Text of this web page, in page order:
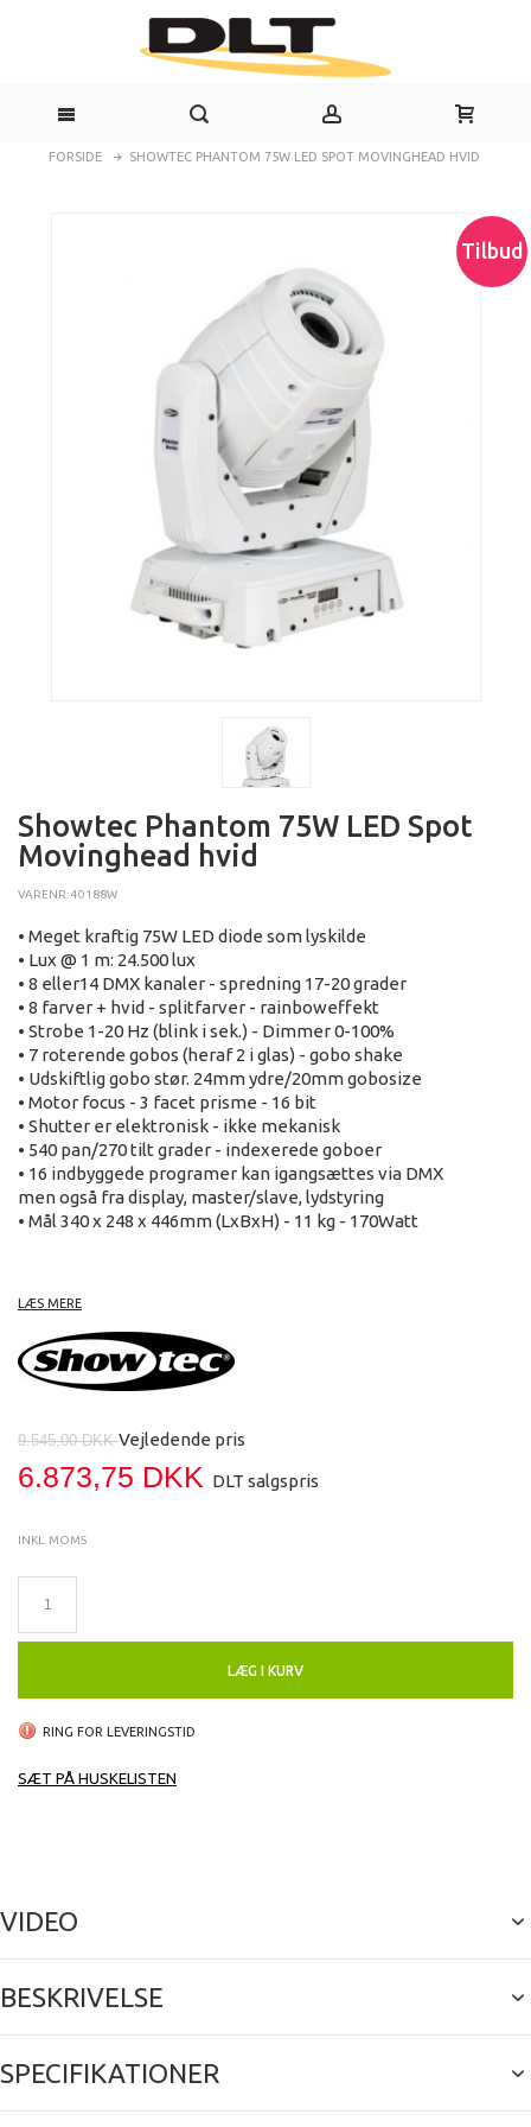
FORSIDE SHOWTEC PHANTOM 75W LED SPOT MOVINGHEAD HVID
Tilbud
Showtec Phantom 75W LED Spot
Movinghead hvid
VARENR: 40188W
• Meget kraftig 75W LED diode som lyskilde
• Lux @ 1 m: 24.500 lux
• 8 eller14 DMX kanaler - spredning 17-20 grader
• 8 farver + hvid - splitfarver - rainboweffekt
• Strobe 1-20 Hz (blink i sek.) - Dimmer 0-100%
• 7 roterende gobos (heraf 2 i glas) - gobo shake
• Udskiftlig gobo stør. 24mm ydre/20mm gobosize
• Motor focus - 3 facet prisme - 16 bit
• Shutter er elektronisk - ikke mekanisk
• 540 pan/270 tilt grader - indexerede goboer
• 16 indbyggede programer kan igangsættes via DMX
men også fra display, master/slave, lydstyring
• Mål 340 x 248 x 446mm (LxBxH) - 11 kg - 170Watt
kraftigere end Phantom MSD250W modellen! Efterfølgeren
til den populære Phantom 50. Markedets kraftigste LED
movinghead i denne størrelse.
bedste vi nogen sinde har haft på movinghead. Så service-
75W's LED diode og den har en levetid på minimum 50.000
timer.
Bevægelserne er lynhurtige og designet smart. Når glasgobo
og farver blandes kan laves effekter, der normalt hører langt
dyrere movinghead til.
Hvis varen vises på lager kan den ses i vores demorum.
LÆS MERE
9.545,00 DKKVejledende pris
6.873,75 DKK DLT salgspris
INKL. MOMS
LÆG I KURV
RING FOR LEVERINGSTID
SÆT PÅ HUSKELISTEN
VIDEO
BESKRIVELSE
SPECIFIKATIONER